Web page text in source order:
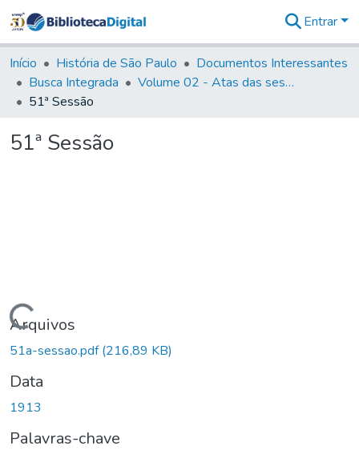
&
Coleções
Tudo na
Entrar
Início História de São Paulo
Documentos Interessantes
Busca Integrada
Volume 02 - Atas das sessões do Governo Provisório de São Paulo (1821- 22)
51ª Sessão
51ª Sessão
Carregando...
Arquivos
51a-sessao.pdf(216,89 KB)
Data
1913
Palavras-chave